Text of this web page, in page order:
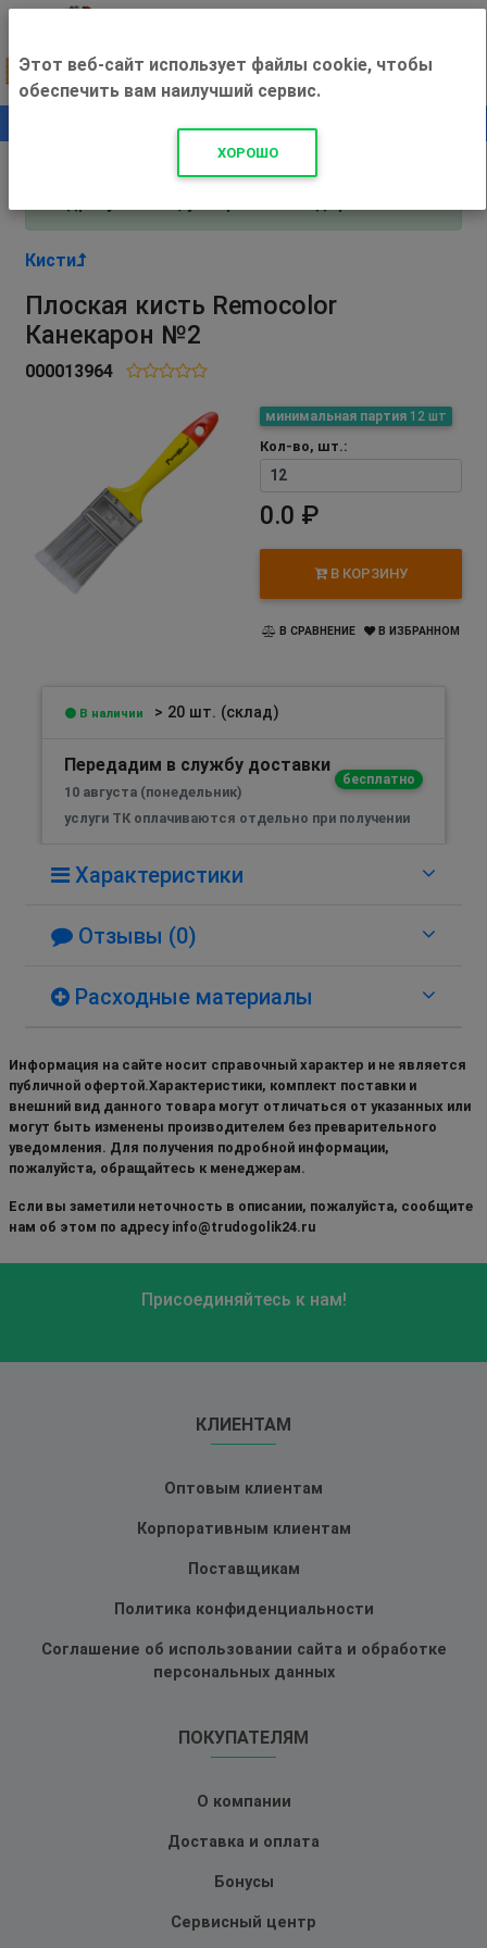
+500 ₽
Внимание! С 3 августа магазин работает по
Кисти
Плоская кисть Remocolor
Канекарон №2
000013964
минимальная партия 12 шт
Кол-во, шт.:
0.0 ₽
В КОРЗИНУ
В СРАВНЕНИЕ В ИЗБРАННОМ
В наличии > 20 шт. (склад)
Передадим в службу доставки
бесплатно
10 августа (понедельник)
услуги ТК оплачиваются отдельно при получении
Характеристики
Отзывы (0)
Расходные материалы
Информация на сайте носит справочный характер и не является
публичной офертой.Характеристики, комплект поставки и
внешний вид данного товара могут отличаться от указанных или
могут быть изменены производителем без преварительного
уведомления. Для получения подробной информации,
пожалуйста, обращайтесь к менеджерам.
Если вы заметили неточность в описании, пожалуйста, сообщите
нам об этом по адресу info@trudogolik24.ru
Присоединяйтесь к нам!
КЛИЕНТАМ
Оптовым клиентам
Корпоративным клиентам
Поставщикам
Политика конфиденциальности
Соглашение об использовании сайта и обработке
персональных данных
ПОКУПАТЕЛЯМ
О компании
Доставка и оплата
Бонусы
Сервисный центр
Этот веб-сайт использует файлы cookie, чтобы
обеспечить вам наилучший сервис.
ХОРОШО